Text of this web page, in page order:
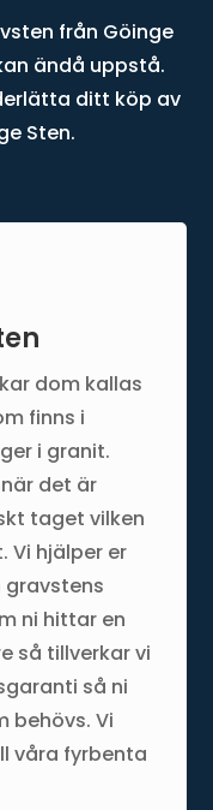
från Göinge
ändå uppstå.
ditt köp av
Sten.
dom kallas
finns i
i granit.
det är
taget vilken
Vi hjälper er
gravstens
ni hittar en
så tillverkar vi
så ni
behövs. Vi
våra fyrbenta